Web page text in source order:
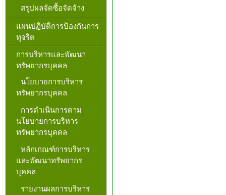
สรุปผลจัดซื้อจัดจ้าง
แผนปฏิบัติการป้องกันการ
ทุจริต
การบริหารและพัฒนา
ทรัพยากรบุคคล
นโยบายการบริหาร
ทรัพยากรบุคคล
การดำเนินการตาม
นโยบายการบริหาร
ทรัพยากรบุคคล
หลักเกณฑ์การบริหาร
และพัฒนาทรัพยากร
บุคคล
รายงานผลการบริหาร